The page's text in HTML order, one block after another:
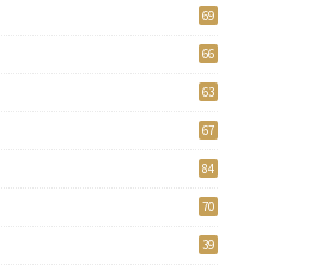
69
66
63
67
84
70
39